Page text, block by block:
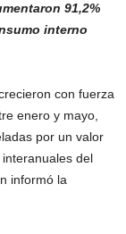
91,2%
interno
con fuerza
enero y mayo,
por un valor
del
informó la